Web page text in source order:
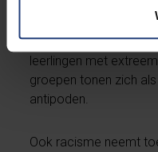
zien schooldirecties
bondgenootschap
leerlingen met
groepen tonen zich
antipoden.
Ook racisme neemt